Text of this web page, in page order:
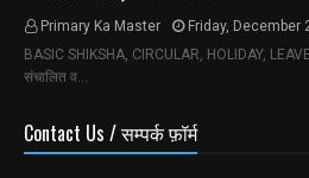
Primary Ka Master
Friday, December
BASIC SHIKSHA, CIRCULAR, HOLIDAY,
संचालित व…
Contact Us / सम्पर्क फ़ॉर्म